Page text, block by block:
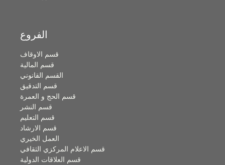
الفروع
قسم الاوقاف
قسم المالية
القسم القانوني
قسم التدقيق
قسم الحج و العمرة
قسم النشر
قسم التعليم
قسم الارشاد
العمل الخيري
قسم الاعلام المركزي الثقافي
قسم العلاقات الدولية